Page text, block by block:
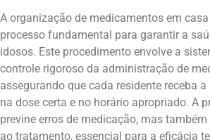
A organização de medicamentos em
processo fundamental para garantir a
idosos. Este procedimento envolve a
controle rigoroso da administração de
assegurando que cada residente receba
na dose certa e no horário apropriado. A
previne erros de medicação, mas
ao tratamento, essencial para a eficácia